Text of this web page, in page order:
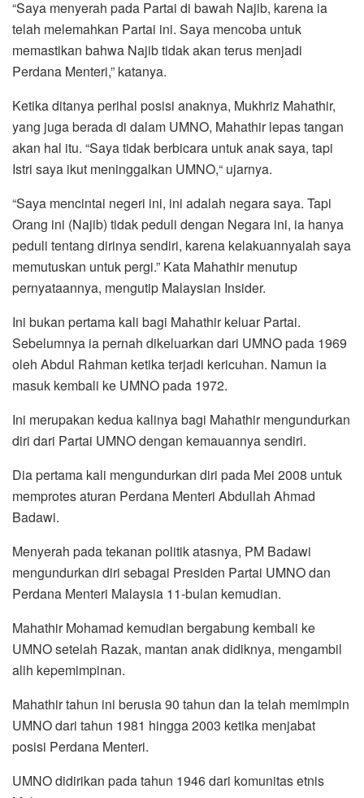
“Saya menyerah pada Partai di bawah Najib, karena ia
telah melemahkan Partai ini. Saya mencoba untuk
memastikan bahwa Najib tidak akan terus menjadi
Perdana Menteri,” katanya.
Ketika ditanya perihal posisi anaknya, Mukhriz Mahathir,
yang juga berada di dalam UMNO, Mahathir lepas tangan
akan hal itu. “Saya tidak berbicara untuk anak saya, tapi
Istri saya ikut meninggalkan UMNO,“ ujarnya.
“Saya mencintai negeri ini, ini adalah negara saya. Tapi
Orang ini (Najib) tidak peduli dengan Negara ini, ia hanya
peduli tentang dirinya sendiri, karena kelakuannyalah saya
memutuskan untuk pergi.” Kata Mahathir menutup
pernyataannya, mengutip Malaysian Insider.
Ini bukan pertama kali bagi Mahathir keluar Partai.
Sebelumnya ia pernah dikeluarkan dari UMNO pada 1969
oleh Abdul Rahman ketika terjadi kericuhan. Namun ia
masuk kembali ke UMNO pada 1972.
Ini merupakan kedua kalinya bagi Mahathir mengundurkan
diri dari Partai UMNO dengan kemauannya sendiri.
Dia pertama kali mengundurkan diri pada Mei 2008 untuk
memprotes aturan Perdana Menteri Abdullah Ahmad
Badawi.
Menyerah pada tekanan politik atasnya, PM Badawi
mengundurkan diri sebagai Presiden Partai UMNO dan
Perdana Menteri Malaysia 11-bulan kemudian.
Mahathir Mohamad kemudian bergabung kembali ke
UMNO setelah Razak, mantan anak didiknya, mengambil
alih kepemimpinan.
Mahathir tahun ini berusia 90 tahun dan Ia telah memimpin
UMNO dari tahun 1981 hingga 2003 ketika menjabat
posisi Perdana Menteri.
UMNO didirikan pada tahun 1946 dari komunitas etnis